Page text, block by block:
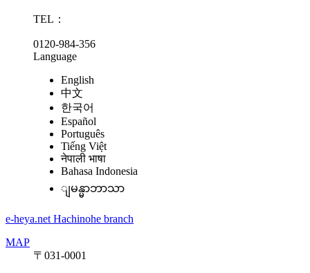
TEL：
0120-984-356
Language
English
中文
한국어
Español
Português
Tiếng Việt
नेपाली भाषा
Bahasa Indonesia
ျမန္မာဘာသာ
e-heya.net Hachinohe branch
MAP
〒031-0001